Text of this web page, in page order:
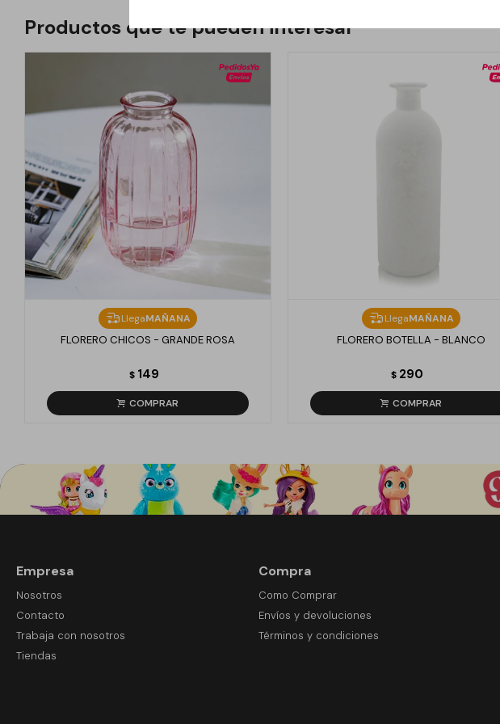
Productos que te pueden interesar
LlegaMAÑANA
FLORERO CHICOS - GRANDE ROSA
$ 149
LlegaMAÑANA
FLORERO BOTELLA - BLANCO
$ 290
Empresa
Nosotros
Contacto
Trabaja con nosotros
Tiendas
Compra
Como Comprar
Envíos y devoluciones
Términos y condiciones